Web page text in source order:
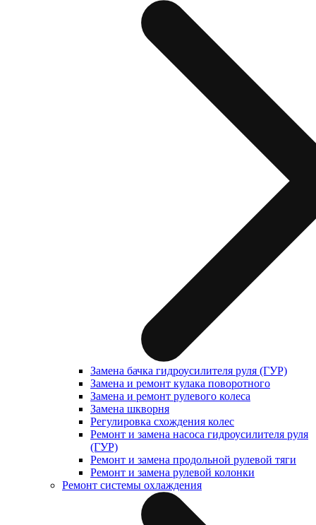
Замена бачка гидроусилителя руля (ГУР)
Замена и ремонт кулака поворотного
Замена и ремонт рулевого колеса
Замена шкворня
Регулировка схождения колес
Ремонт и замена насоса гидроусилителя руля
(ГУР)
Ремонт и замена продольной рулевой тяги
Ремонт и замена рулевой колонки
Ремонт системы охлаждения